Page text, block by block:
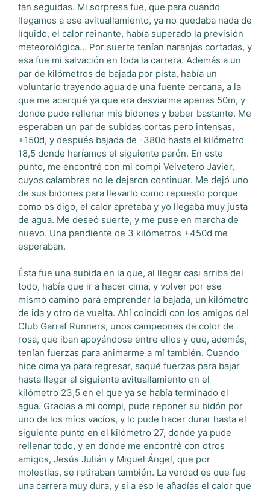
tan seguidas. Mi sorpresa fue, que para cuando
llegamos a ese avituallamiento, ya no quedaba nada de
líquido, el calor reinante, había superado la previsión
meteorológica… Por suerte tenían naranjas cortadas, y
esa fue mi salvación en toda la carrera. Además a un
par de kilómetros de bajada por pista, había un
voluntario trayendo agua de una fuente cercana, a la
que me acerqué ya que era desviarme apenas 50m, y
donde pude rellenar mis bidones y beber bastante. Me
esperaban un par de subidas cortas pero intensas,
+150d, y después bajada de -380d hasta el kilómetro
18,5 donde haríamos el siguiente parón. En este
punto, me encontré con mi compi Velvetero Javier,
cuyos calambres no le dejaron continuar. Me dejó uno
de sus bidones para llevarlo como repuesto porque
como os digo, el calor apretaba y yo llegaba muy justa
de agua. Me deseó suerte, y me puse en marcha de
nuevo. Una pendiente de 3 kilómetros +450d me
esperaban.
Ésta fue una subida en la que, al llegar casi arriba del
todo, había que ir a hacer cima, y volver por ese
mismo camino para emprender la bajada, un kilómetro
de ida y otro de vuelta. Ahí coincidí con los amigos del
Club Garraf Runners, unos campeones de color de
rosa, que iban apoyándose entre ellos y que, además,
tenían fuerzas para animarme a mí también. Cuando
hice cima ya para regresar, saqué fuerzas para bajar
hasta llegar al siguiente avituallamiento en el
kilómetro 23,5 en el que ya se había terminado el
agua. Gracias a mi compi, pude reponer su bidón por
uno de los míos vacíos, y lo pude hacer durar hasta el
siguiente punto en el kilómetro 27, donde ya pude
rellenar todo, y en donde me encontré con otros
amigos, Jesús Julián y Miguel Ángel, que por
molestias, se retiraban también. La verdad es que fue
una carrera muy dura, y si a eso le añadías el calor que